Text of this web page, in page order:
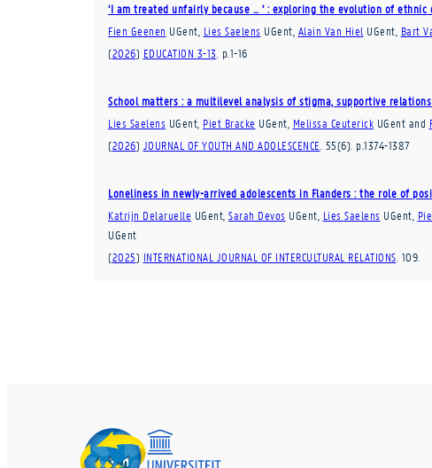
‘I am treated unfairly because … ’ : exploring the evolution of
Fien Geenen UGent Lies Saelens UGent Alain Van Hiel UGent Bart
(2026) EDUCATION 3-13 p.1-16
School matters : a multilevel analysis of stigma, supportive
Lies Saelens UGent Piet Bracke UGent Melissa Ceuterick UGent and
(2026) JOURNAL OF YOUTH AND ADOLESCENCE 55(6) p.1374-1387
Loneliness in newly-arrived adolescents in Flanders : the role of
Katrijn Delaruelle UGent Sarah Devos UGent Lies Saelens UGent
UGent
(2025) INTERNATIONAL JOURNAL OF INTERCULTURAL RELATIONS 109